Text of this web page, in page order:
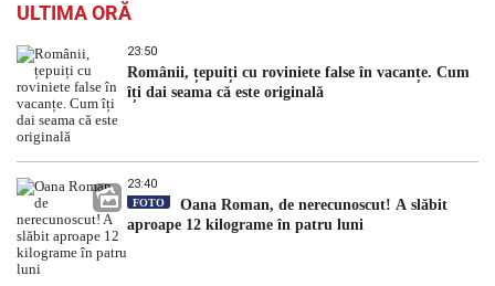
ULTIMA ORĂ
23:50
Românii, țepuiți cu roviniete false în vacanțe. Cum
îți dai seama că este originală
23:40
FOTO
Oana Roman, de nerecunoscut! A slăbit
aproape 12 kilograme în patru luni